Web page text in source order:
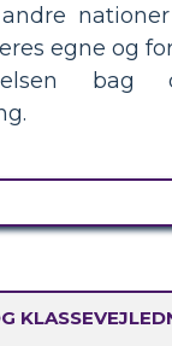
egne og
bag